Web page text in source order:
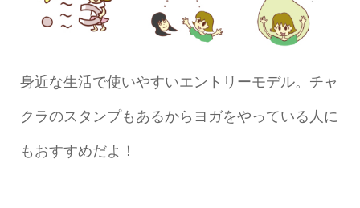
身近な生活で使いやすいエントリーモデル。チャ
クラのスタンプもあるからヨガをやっている人に
もおすすめだよ！